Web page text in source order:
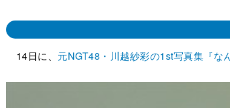
14日に、 元NGT48・川越紗彩の1st写真集『な